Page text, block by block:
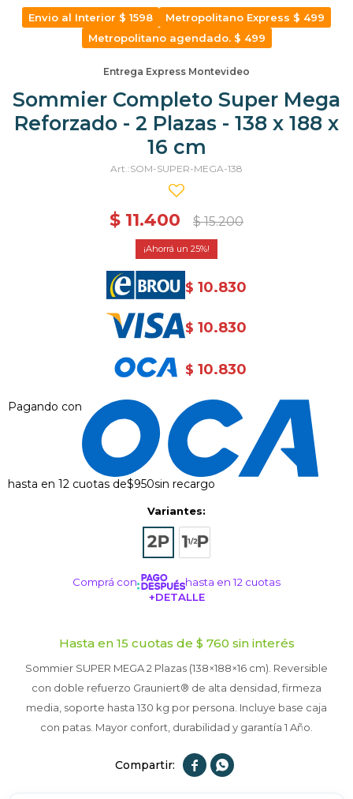
Envio al Interior $ 1598
Metropolitano Express $ 499
Metropolitano agendado. $ 499
Entrega Express Montevideo
Sommier Completo Super Mega
Reforzado - 2 Plazas - 138 x 188 x
16 cm
SOM-SUPER-MEGA-138
$ 11.400 $ 15.200
25
$ 10.830
$ 10.830
$ 10.830
Pagando con
hasta en 12 cuotas de$950sin recargo
Variantes:
Comprá con
hasta en 12 cuotas
+DETALLE
Hasta en 15 cuotas de $ 760 sin interés
Sommier SUPER MEGA 2 Plazas (138×188×16 cm). Reversible
con doble refuerzo Grauniert® de alta densidad, firmeza
media, soporte hasta 130 kg por persona. Incluye base caja
con patas. Mayor confort, durabilidad y garantía 1 Año.
 